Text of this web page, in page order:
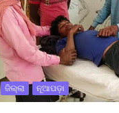
ଜିଲ୍ଲା ନୂଆପଡ଼ା